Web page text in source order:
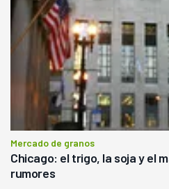
Mercado de granos
Chicago: el trigo, la soja y el
rumores